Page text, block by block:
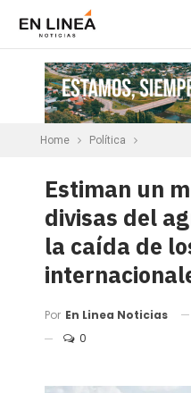
Home Política
Estiman un
divisas del
la caída de
Por En Linea Noticias
0